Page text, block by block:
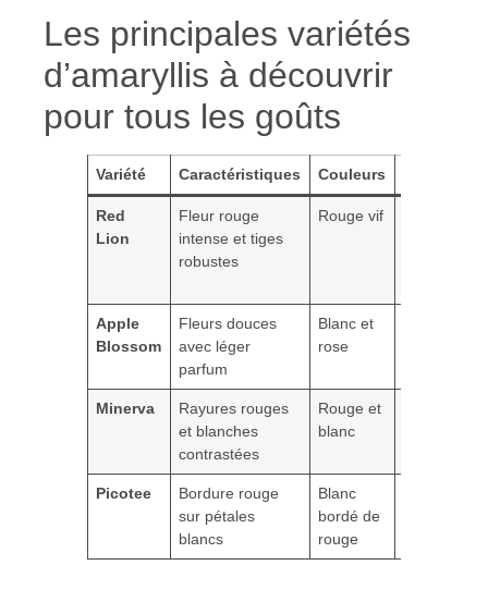
Les principales variétés
d’amaryllis à découvrir
pour tous les goûts
Variété Caractéristiques Couleurs
Red
Lion
Fleur rouge
intense et tiges
robustes
Rouge vif
Apple
Blossom
Fleurs douces
avec léger
parfum
Blanc et
rose
Minerva
Rayures rouges
et blanches
contrastées
Rouge et
blanc
Picotee
Bordure rouge
sur pétales
blancs
Blanc
bordé de
rouge